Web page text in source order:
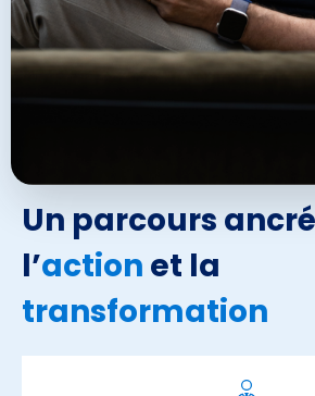
Un parcours
l’action et la
transformation